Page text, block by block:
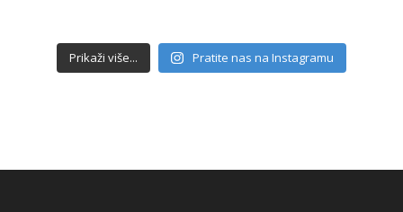
Prikaži više... Pratite nas na Instagramu